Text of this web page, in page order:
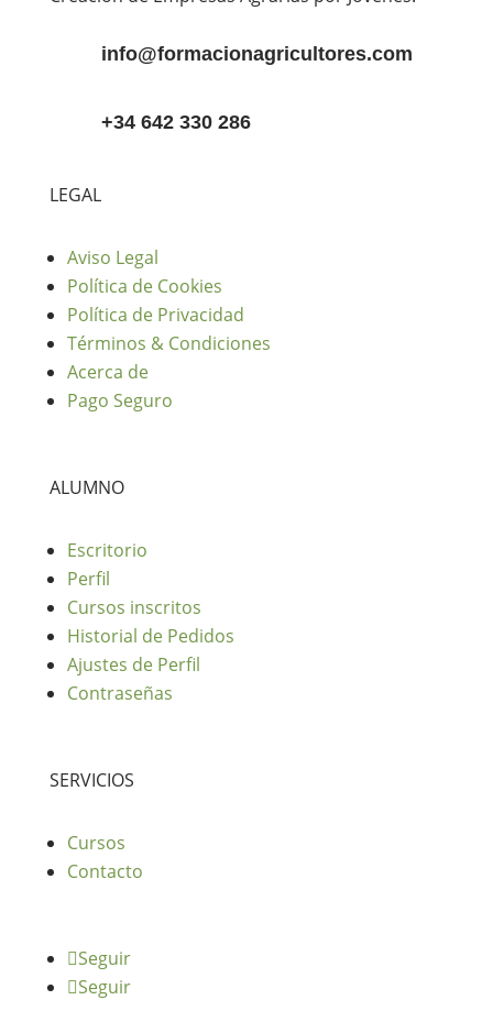
info@formacionagricultores.com
+34 642 330 286
LEGAL
Aviso Legal
Política de Cookies
Política de Privacidad
Términos & Condiciones
Acerca de
Pago Seguro
ALUMNO
Escritorio
Perfil
Cursos inscritos
Historial de Pedidos
Ajustes de Perfil
Contraseñas
SERVICIOS
Cursos
Contacto
Seguir
Seguir